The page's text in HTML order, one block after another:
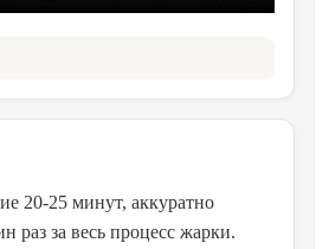
20-25 минут, аккуратно
раз за весь процесс жарки.